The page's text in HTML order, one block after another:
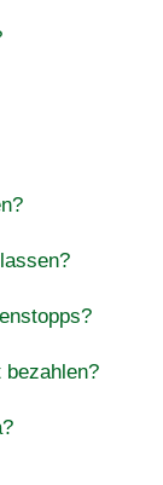
bezahlen?